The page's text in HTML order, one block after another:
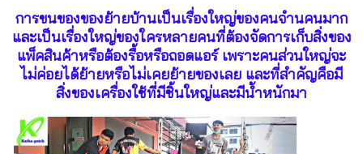
การขนของของย้ายบ้านเป็นเรื่องใหญ่ของคนจำนคนมาก
และเป็นเรื่องใหญ่ของใครหลายคนที่ต้องจัดการเก็บสิ่งของ
แพ็คสินค้าหรือต้องรื้อหรือถอดแอร์ เพราะคนส่วนใหญ่จะ
ไม่ค่อยได้ย้ายหรือไม่เคยย้ายของเลย และที่สำคัญคือมี
สิ่งของเครื่องใช้ที่มีชิ้นใหญ่และมีน้ำหนักมา